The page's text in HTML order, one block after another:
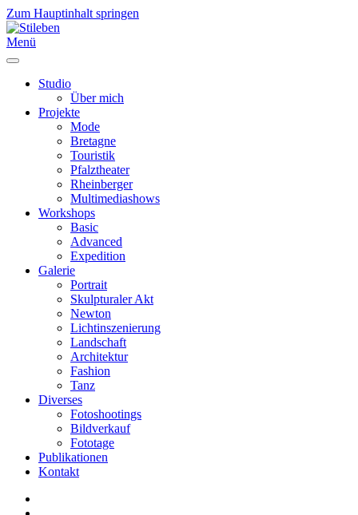
Zum Hauptinhalt springen
Menü
Studio
Über mich
Projekte
Mode
Bretagne
Touristik
Pfalztheater
Rheinberger
Multimediashows
Workshops
Basic
Advanced
Expedition
Galerie
Portrait
Skulpturaler Akt
Newton
Lichtinszenierung
Landschaft
Architektur
Fashion
Tanz
Diverses
Fotoshootings
Bildverkauf
Fototage
Publikationen
Kontakt